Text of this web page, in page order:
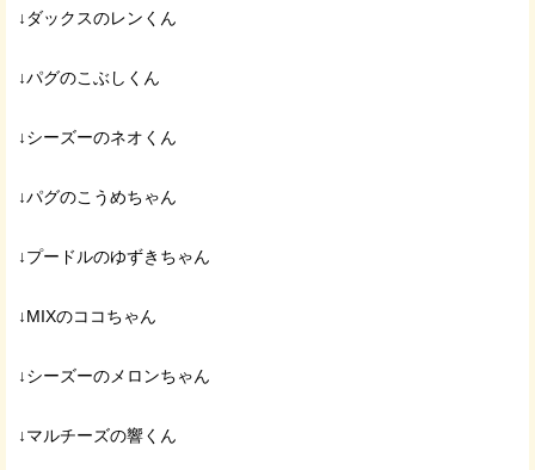
↓ダックスのレンくん
↓パグのこぶしくん
↓シーズーのネオくん
↓パグのこうめちゃん
↓プードルのゆずきちゃん
↓MIXのココちゃん
↓シーズーのメロンちゃん
↓マルチーズの響くん